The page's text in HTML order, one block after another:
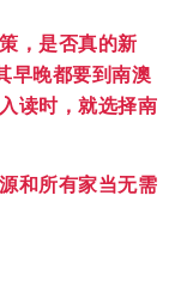
，是否真的新
早晚都要到南澳
读时，就选择南
和所有家当无需